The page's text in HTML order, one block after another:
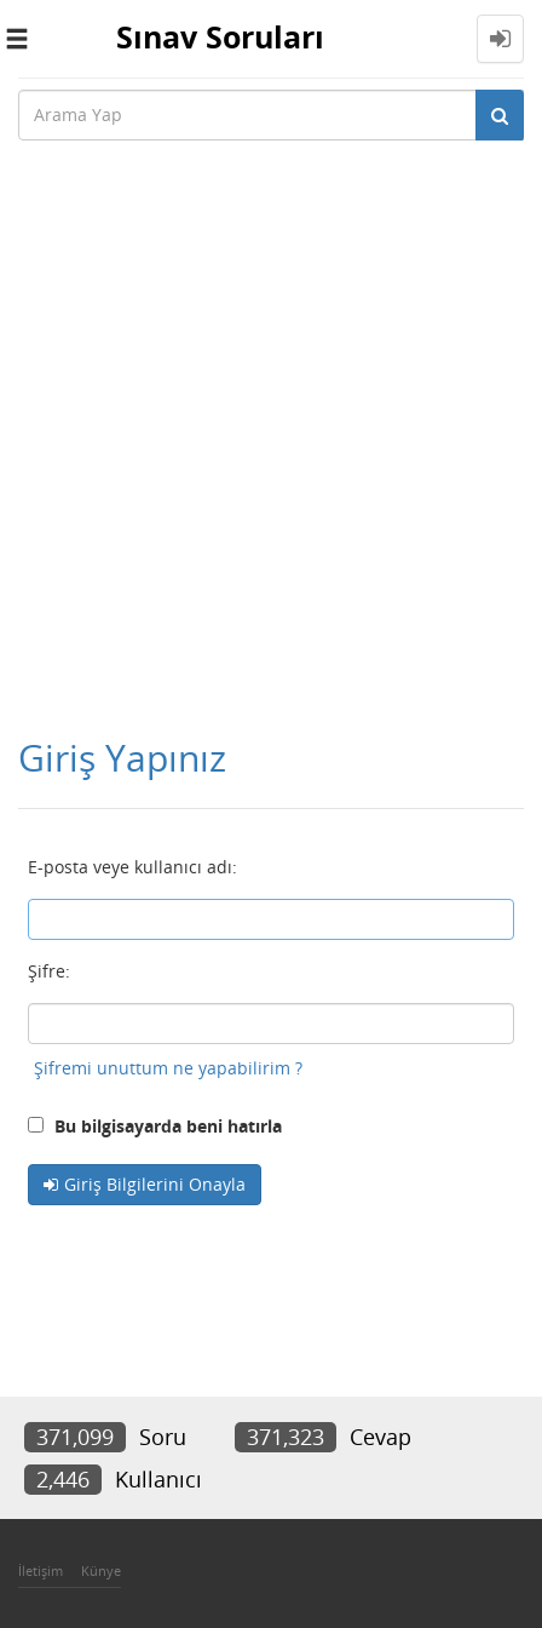
Toggle
Sınav Soruları
Giriş Yapınız
E-posta veye kullanıcı adı:
Şifre:
Şifremi unuttum ne yapabilirim ?
Bu bilgisayarda beni hatırla
Giriş Bilgilerini Onayla
371,099 Soru 371,323
Cevap
2,446
Kullanıcı
İletişim Künye